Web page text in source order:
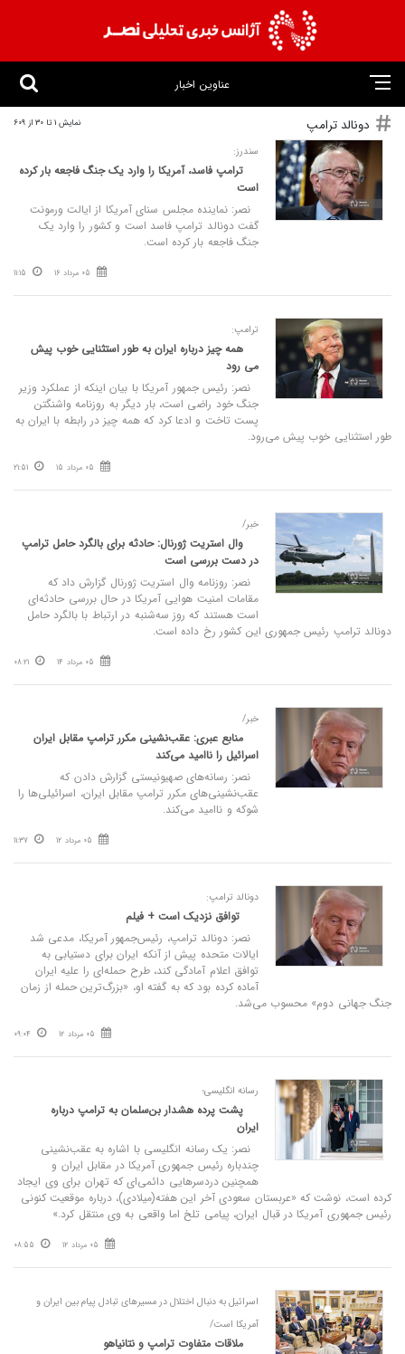
عناوین اخبار
دونالد ترامپ نمایش 1 تا 30 از 609
سندرز:
ترامپ فاسد، آمریکا را وارد یک جنگ فاجعه بار کرده
است
نصر: نماینده مجلس سنای آمریکا از ایالت ورمونت
گفت دونالد ترامپ فاسد است و کشور را وارد یک
جنگ فاجعه بار کرده است.
05 مرداد 16 11:15
ترامپ:
همه چیز درباره ایران به طور استثنایی خوب پیش
می‌ رود
نصر: رئیس‌ جمهور آمریکا با بیان اینکه از عملکرد وزیر
جنگ خود راضی است، بار دیگر به روزنامه واشنگتن
پست تاخت و ادعا کرد که همه چیز در رابطه با ایران به
طور استثنایی خوب پیش می‌رود.
05 مرداد 15 21:51
خبر/
وال استریت ژورنال: حادثه برای بالگرد حامل ترامپ
در دست بررسی است
نصر: روزنامه وال استریت ژورنال گزارش داد که
مقامات امنیت هوایی آمریکا در حال بررسی حادثه‌ای
است هستند که روز سه‌شنبه در ارتباط با بالگرد حامل
دونالد ترامپ رئیس جمهوری این کشور رخ داده است.
05 مرداد 14 08:21
خبر/
منابع عبری: عقب‌نشینی‌ مکرر ترامپ مقابل ایران
اسرائیل را ناامید می‌کند
نصر: رسانه‌های صهیونیستی گزارش دادن که
عقب‌نشینی‌های مکرر ترامپ مقابل ایران، اسرائیلی‌ها را
شوکه و ناامید می‌کند.
05 مرداد 12 11:37
دونالد ترامپ:
توافق نزدیک است + فیلم
نصر: دونالد ترامپ، رئیس‌جمهور آمریکا، مدعی شد
ایالات متحده پیش از آنکه ایران برای دستیابی به
توافق اعلام آمادگی کند، طرح حمله‌ای را علیه ایران
آماده کرده بود که به گفته او، «بزرگ‌ترین حمله از زمان
جنگ جهانی دوم» محسوب می‌شد.
05 مرداد 12 09:04
رسانه انگلیسی؛
پشت پرده هشدار بن‌سلمان به ترامپ درباره
ایران
نصر: یک رسانه انگلیسی با اشاره به عقب‌نشینی
چندباره رئیس جمهوری آمریکا در مقابل ایران و
همچنین دردسرهایی دائمی‌ای که تهران برای وی ایجاد
کرده است، نوشت که «عربستان سعودی آخر این هفته(میلادی)، درباره موقعیت کنونی
رئیس جمهوری آمریکا در قبال ایران، پیامی تلخ اما واقعی به وی منتقل کرد.»
05 مرداد 12 08:55
اسرائیل به دنبال اختلال در مسیرهای تبادل پیام بین ایران و
آمریکا است/
ملاقات متفاوت ترامپ و نتانیاهو